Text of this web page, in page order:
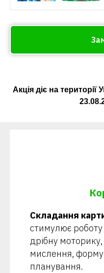
Акція діє на території
Складання
стимулює
дрібну моторику,
мислення,
планування.